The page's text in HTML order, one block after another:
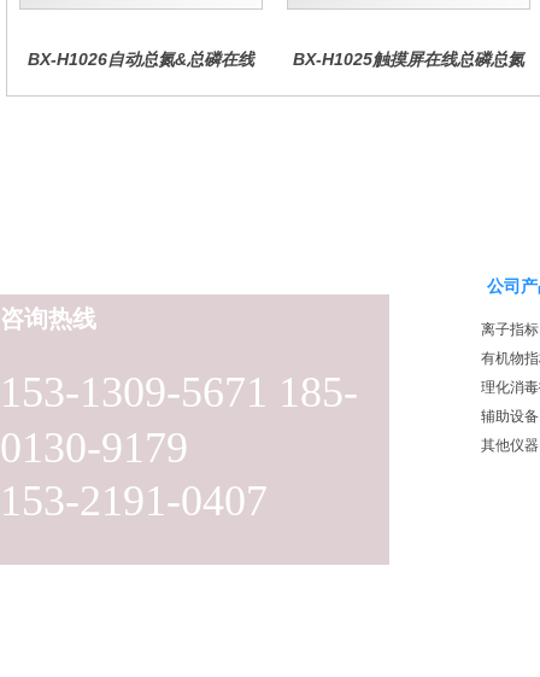
BX-H1026自动总氮&总磷在线
BX-H1025触摸屏在线总磷总氮
153-1309-5671 185-
0130-9179
153-2191-0407
咨询热线
公司
离子指标
有机物
理化消
辅助设备
其他仪器